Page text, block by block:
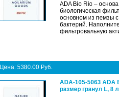
ADA Bio Rio –
биологическая
основном из пемзы
бактерий.
фильтровальную
Цена: 5380.00 Руб.
ADA-105-5063 ADA
размер гранул L, 8